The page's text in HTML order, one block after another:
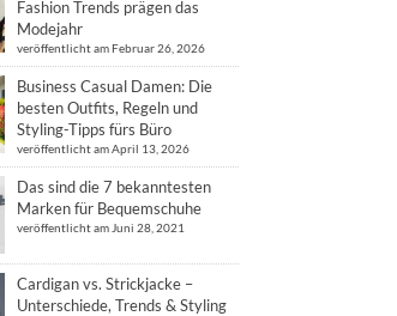
Fashion Trends prägen das
Modejahr
veröffentlicht am Februar 26, 2026
Business Casual Damen: Die
besten Outfits, Regeln und
Styling-Tipps fürs Büro
veröffentlicht am April 13, 2026
Das sind die 7 bekanntesten
Marken für Bequemschuhe
veröffentlicht am Juni 28, 2021
Cardigan vs. Strickjacke –
Unterschiede, Trends & Styling